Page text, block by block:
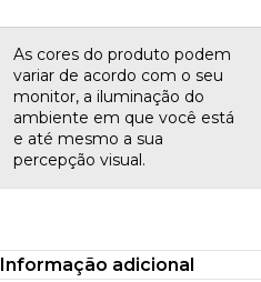
As cores do produto podem
variar de acordo com o seu
monitor, a iluminação do
ambiente em que você está
e até mesmo a sua
percepção visual.
Informação adicional